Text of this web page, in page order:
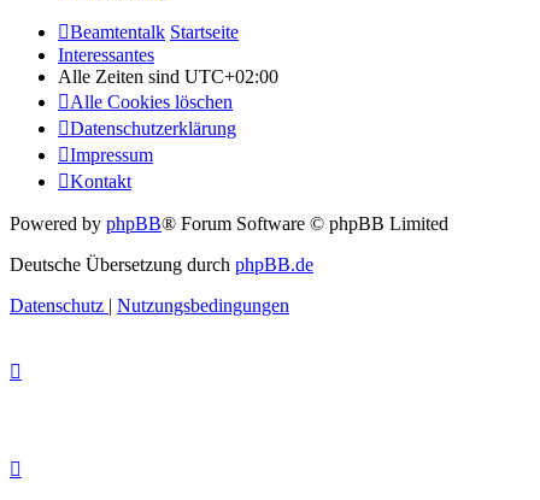
Beamtentalk Startseite
Interessantes
Alle Zeiten sind UTC+02:00
Alle Cookies löschen
Datenschutzerklärung
Impressum
Kontakt
Powered by phpBB® Forum Software © phpBB Limited
Deutsche Übersetzung durch phpBB.de
Datenschutz | Nutzungsbedingungen